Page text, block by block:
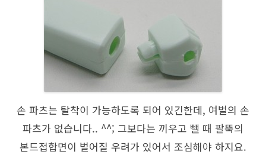
손 파츠는 탈착이 가능하도록 되어 있긴한데, 여벌의 손
파츠가 없습니다.. ^^; 그보다는 끼우고 뺄 때 팔뚝의
본드접합면이 벌어질 우려가 있어서 조심해야 하지요.